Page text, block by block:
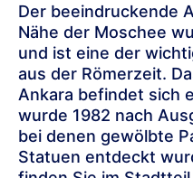
Der beeindruckende
Nähe der Moschee
und ist eine der
aus der Römerzeit.
Ankara befindet sich
wurde 1982 nach
bei denen gewölbte
Statuen entdeckt